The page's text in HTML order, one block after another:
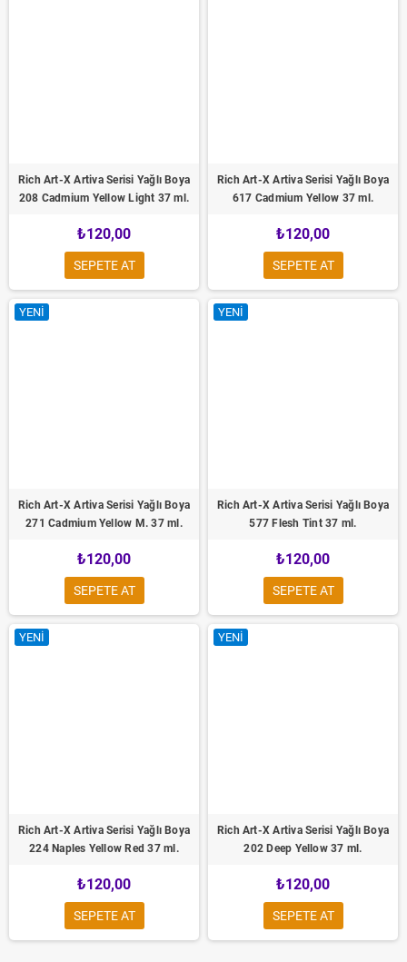
Rich Art-X Artiva Serisi Yağlı Boya
208 Cadmium Yellow Light 37 ml.
₺120,00
SEPETE AT
Rich Art-X Artiva Serisi Yağlı Boya
617 Cadmium Yellow 37 ml.
₺120,00
SEPETE AT
YENI
Rich Art-X Artiva Serisi Yağlı Boya
271 Cadmium Yellow M. 37 ml.
₺120,00
SEPETE AT
YENI
Rich Art-X Artiva Serisi Yağlı Boya
577 Flesh Tint 37 ml.
₺120,00
SEPETE AT
YENI
Rich Art-X Artiva Serisi Yağlı Boya
224 Naples Yellow Red 37 ml.
₺120,00
SEPETE AT
YENI
Rich Art-X Artiva Serisi Yağlı Boya
202 Deep Yellow 37 ml.
₺120,00
SEPETE AT